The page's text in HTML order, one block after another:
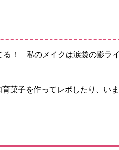
る！ 私のメイクは涙袋の影ライ
菓子を作ってレポしたり、いま